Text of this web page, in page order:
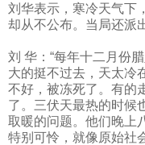
刘华表示，寒冷天气下
却从不公布。当局还派
刘 华：“每年十二月份
大的挺不过去，天太冷
不好，被冻死了。有的
了。三伏天最热的时候
取暖的问题。他们晚上
特别可怜，就像原始社